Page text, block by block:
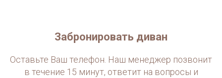
Забронировать диван
Оставьте Ваш телефон. Наш менеджер позвонит
в течение 15 минут, ответит на вопросы и